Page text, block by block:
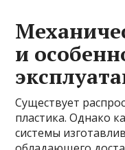
и
Существует
пластика. Однако
системы